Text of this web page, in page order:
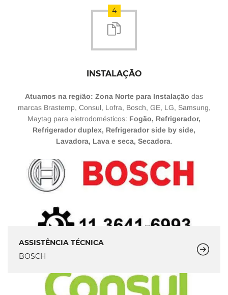
4
INSTALAÇÃO
Atuamos na região: Zona Norte para Instalação das
marcas Brastemp, Consul, Lofra, Bosch, GE, LG, Samsung,
Maytag para eletrodomésticos: Fogão, Refrigerador,
Refrigerador duplex, Refrigerador side by side,
Lavadora, Lava e seca, Secadora.
ASSISTÊNCIA TÉCNICA
BOSCH